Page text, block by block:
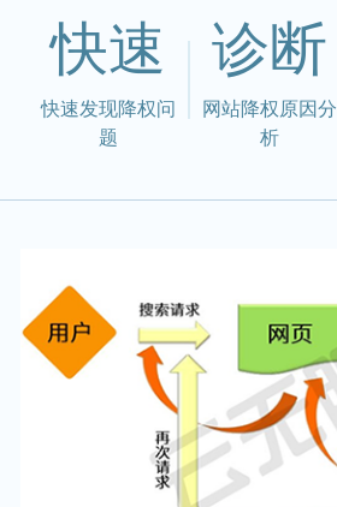
快速
快速发现降权问
题
诊断
网站降权原因分
析